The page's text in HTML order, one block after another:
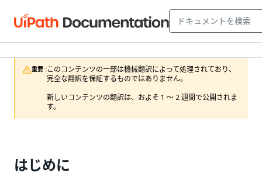
重要 :このコンテンツの一部は機械翻訳によって処理されており、
完全な翻訳を保証するものではありません。
新しいコンテンツの翻訳は、およそ 1 ～ 2 週間で公開されま
す。
はじめに